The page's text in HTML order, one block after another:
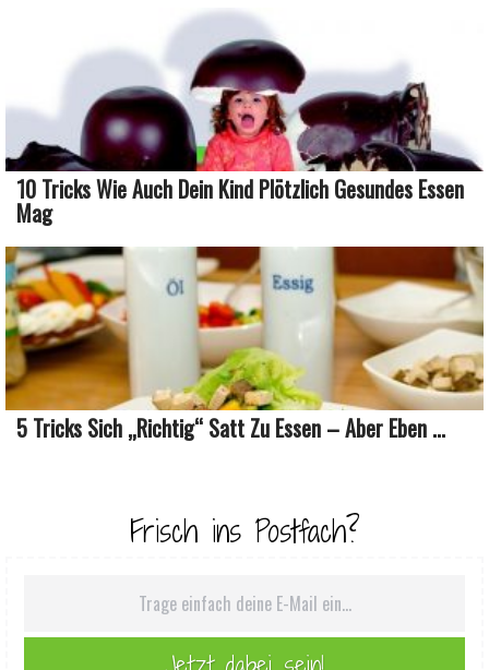
10 Tricks Wie Auch Dein Kind Plötzlich Gesundes Essen
Mag
5 Tricks Sich „richtig“ Satt Zu Essen – Aber Eben ...
Frisch ins Postfach?